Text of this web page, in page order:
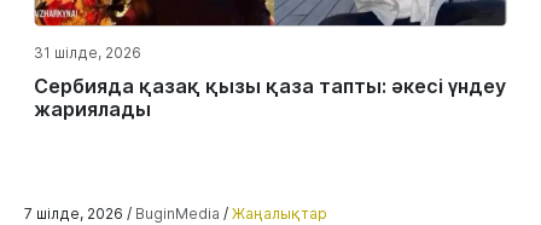
31 шілде, 2026
Сербияда қазақ қызы қаза тапты: әкесі үндеу
жариялады
7 шілде, 2026 / BuginMedia / Жаңалықтар